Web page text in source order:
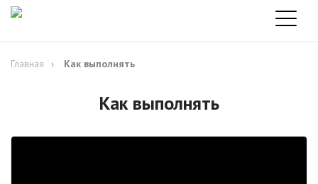
Главная Как выполнять
Как выполнять